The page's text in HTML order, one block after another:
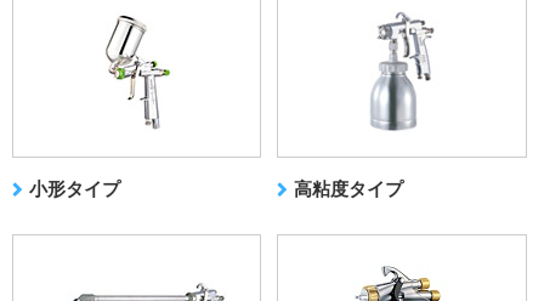
小形タイプ 高粘度タイプ